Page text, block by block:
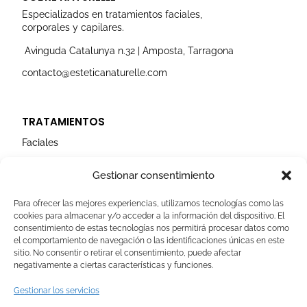
Gestionar consentimiento
Para ofrecer las mejores experiencias, utilizamos tecnologías como las
cookies para almacenar y/o acceder a la información del dispositivo. El
consentimiento de estas tecnologías nos permitirá procesar datos como
el comportamiento de navegación o las identificaciones únicas en este
sitio. No consentir o retirar el consentimiento, puede afectar
negativamente a ciertas características y funciones.
Gestionar los servicios
g
r
a
m
o
o
k
b
e
d
i
n
r
Especializados en tratamientos faciales,
corporales y capilares.
Avinguda Catalunya n.32 | Amposta, Tarragona
contacto@esteticanaturelle.com
TRATAMIENTOS
Faciales
AVISOS LEGALES
Aviso Legal
Politica de Cookies
Política de privacidad